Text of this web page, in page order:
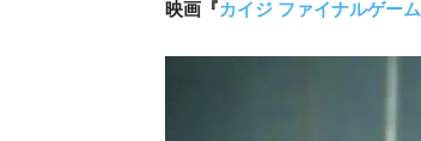
映画『カイジ ファイナルゲーム